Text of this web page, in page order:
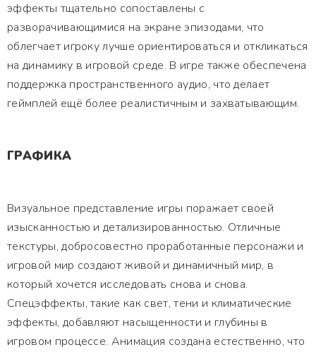
эффекты тщательно сопоставлены с
разворачивающимися на экране эпизодами, что
облегчает игроку лучше ориентироваться и откликаться
на динамику в игровой среде. В игре также обеспечена
поддержка пространственного аудио, что делает
геймплей ещё более реалистичным и захватывающим.
ГРАФИКА
Визуальное представление игры поражает своей
изысканностью и детализированностью. Отличные
текстуры, добросовестно проработанные персонажи и
игровой мир создают живой и динамичный мир, в
который хочется исследовать снова и снова.
Спецэффекты, такие как свет, тени и климатические
эффекты, добавляют насыщенности и глубины в
игровом процессе. Анимация создана естественно, что